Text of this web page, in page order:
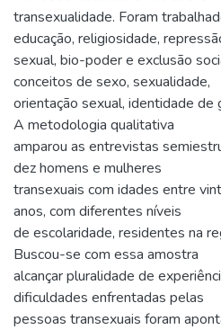
transexualidade. Foram
educação, religiosidade,
sexual, bio-poder e exclusão
conceitos de sexo, sexualidade,
orientação sexual, identidade de
A metodologia qualitativa
amparou as entrevistas
dez homens e mulheres
transexuais com idades entre
anos, com diferentes níveis
de escolaridade, residentes na
Buscou-se com essa amostra
alcançar pluralidade de
dificuldades enfrentadas pelas
pessoas transexuais foram